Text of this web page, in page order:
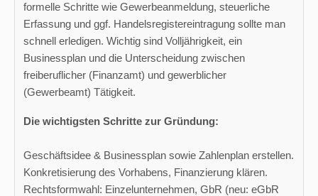
formelle Schritte wie Gewerbeanmeldung, steuerliche
Erfassung und ggf. Handelsregistereintragung sollte man
schnell erledigen. Wichtig sind Volljährigkeit, ein
Businessplan und die Unterscheidung zwischen
freiberuflicher (Finanzamt) und gewerblicher
(Gewerbeamt) Tätigkeit.
Die wichtigsten Schritte zur Gründung:
Geschäftsidee & Businessplan sowie Zahlenplan erstellen.
Konkretisierung des Vorhabens, Finanzierung klären.
Rechtsformwahl: Einzelunternehmen, GbR (neu: eGbR